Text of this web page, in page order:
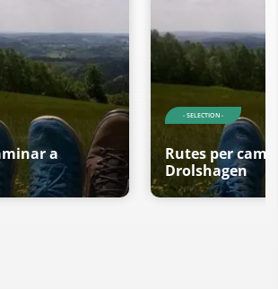
a
- SELECTION -
Rutes per
Drolshagen